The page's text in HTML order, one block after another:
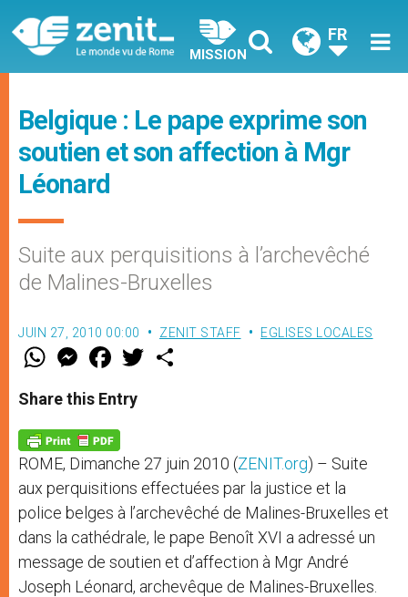
MISSION
FR
Belgique : Le pape exprime son
soutien et son affection à Mgr
Léonard
Suite aux perquisitions à l’archevêché
de Malines-Bruxelles
JUIN 27, 2010 00:00 ZENIT STAFF EGLISES LOCALES
W
t
s
p
p
M
e
s
e
g
e
r
F
a
e
b
o
k
w
Share this Entry
ROME, Dimanche 27 juin 2010 (ZENIT.org) – Suite
aux perquisitions effectuées par la justice et la
police belges à l’archevêché de Malines-Bruxelles et
dans la cathédrale, le pape Benoît XVI a adressé un
message de soutien et d’affection à Mgr André
Joseph Léonard, archevêque de Malines-Bruxelles.